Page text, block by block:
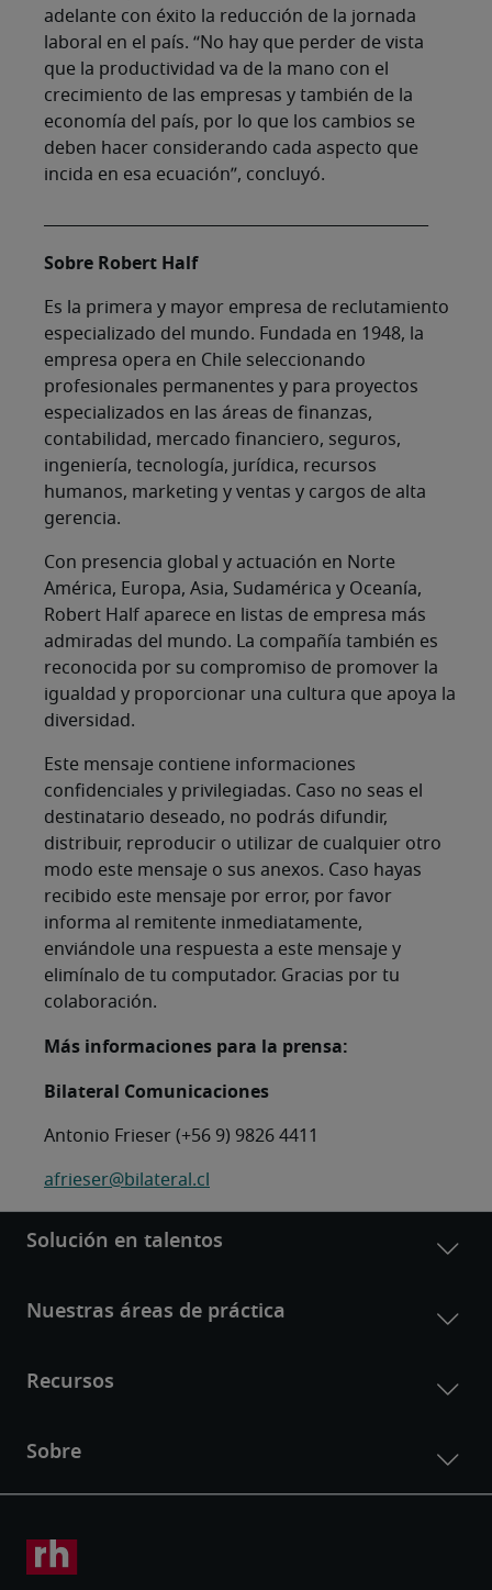
adelante con éxito la reducción de la jornada
laboral en el país. “No hay que perder de vista
que la productividad va de la mano con el
crecimiento de las empresas y también de la
economía del país, por lo que los cambios se
deben hacer considerando cada aspecto que
incida en esa ecuación”, concluyó.
Sobre Robert Half
Es la primera y mayor empresa de reclutamiento
especializado del mundo. Fundada en 1948, la
empresa opera en Chile seleccionando
profesionales permanentes y para proyectos
especializados en las áreas de finanzas,
contabilidad, mercado financiero, seguros,
ingeniería, tecnología, jurídica, recursos
humanos, marketing y ventas y cargos de alta
gerencia.
Con presencia global y actuación en Norte
América, Europa, Asia, Sudamérica y Oceanía,
Robert Half aparece en listas de empresa más
admiradas del mundo. La compañía también es
reconocida por su compromiso de promover la
igualdad y proporcionar una cultura que apoya la
diversidad.
Este mensaje contiene informaciones
confidenciales y privilegiadas. Caso no seas el
destinatario deseado, no podrás difundir,
distribuir, reproducir o utilizar de cualquier otro
modo este mensaje o sus anexos. Caso hayas
recibido este mensaje por error, por favor
informa al remitente inmediatamente,
enviándole una respuesta a este mensaje y
elimínalo de tu computador. Gracias por tu
colaboración.
Más informaciones para la prensa:
Bilateral Comunicaciones
Antonio Frieser (+56 9) 9826 4411
afrieser@bilateral.cl